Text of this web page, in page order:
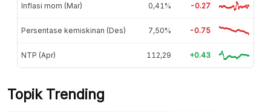
Inflasi mom (Mar) 0,41% -0.27
Persentase kemiskinan (Des) 7,50% -0.75
NTP (Apr) 112,29 +0.43
Topik Trending